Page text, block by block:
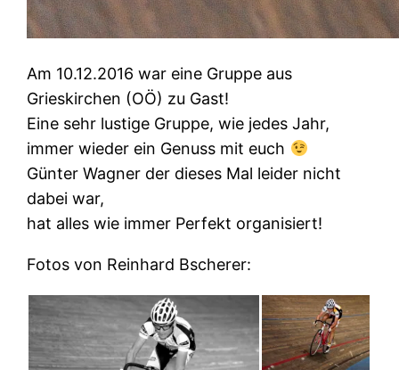
Am 10.12.2016 war eine Gruppe aus
Grieskirchen (OÖ) zu Gast!
Eine sehr lustige Gruppe, wie jedes Jahr,
immer wieder ein Genuss mit euch
Günter Wagner der dieses Mal leider nicht
dabei war,
hat alles wie immer Perfekt organisiert!
Fotos von Reinhard Bscherer: